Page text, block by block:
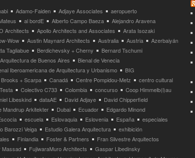
Adamo-Faiden Adjaye Associates
aeropuerto
al bordE Alberto Campo Baeza
Alejandro Aravena
Architects Apollo Architects and Associates
Arata Isozaki
Wow Austin Maynard Architects Australia Austria
Azerbaiyán
Tagliabue Berdichevsky + Cherny
Bernard Tschumi
de Buenos Aires
Bienal de Venecia
Iberoamericana de Arquitectura y Urbanismo
BIG
Brooks + Scarpa Canadá Centre Pompidou-Metz
centro cultural
Colectivo C733 Colombia concurso
Coop Himmelb(l)au
Libeskind dataAE David Adjaye
David Chipperfield
Mandrup Arkitekter Dubai Ecuador
Edgardo Minond
escuela Eslovaquia Eslovenia España
especiales
Barozzi Veiga Estudio Galera Arquitectura
exhibición
Finlandia Foster & Partners
Fran Silvestre Arquitectos
Massad FujiwaraMuro Architects
Gaspar Libedinsky